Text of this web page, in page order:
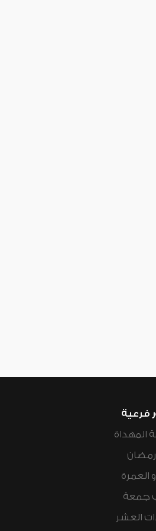
فرعية
المهداة
رمضان
العمرة
جمعة
العشر